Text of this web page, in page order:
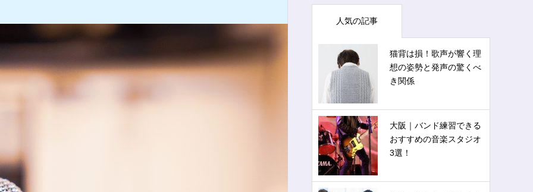
人気の記事
猫背は損！歌声が響く理
想の姿勢と発声の驚くべ
き関係
大阪｜バンド練習できる
おすすめの音楽スタジオ
3選！